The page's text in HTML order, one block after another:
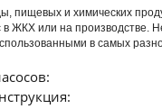
пищевых и химических
в ЖКХ или на производстве.
в самых